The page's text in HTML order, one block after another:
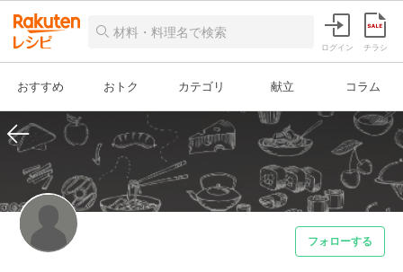
ログイン チラシ
おすすめ おトク カテゴリ 献立 コラム
フォローする